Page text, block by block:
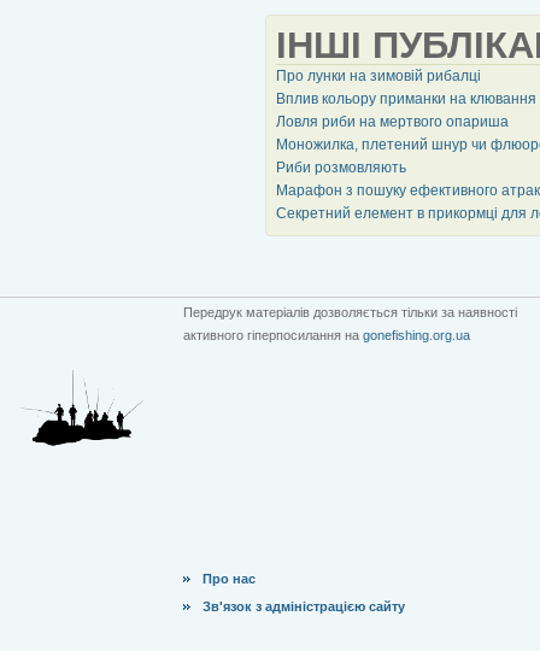
ІНШІ
Про лунки на зимовій рибалці
Вплив кольору приманки на
Ловля риби на мертвого опариша
Моножилка, плетений шнур чи
Риби розмовляють
Марафон з пошуку ефективного
Секретний елемент в прикормці для
Передрук матеріалів дозволяється тільки за наявності
активного гіперпосилання на gonefishing.org.ua
Про нас
Зв'язок з адміністрацією сайту